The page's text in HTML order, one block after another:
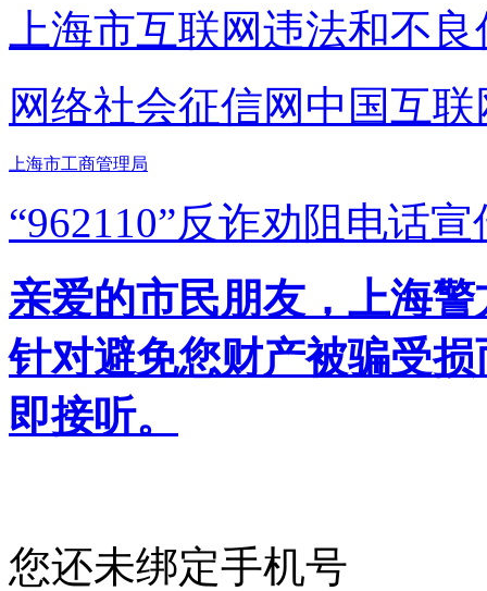
上海市互联网违法和不
网络社会征信网 中国互
上海市工商管理局
“962110”反诈劝阻电话宣
亲爱的市民朋友，上海
针对避免您财产被骗受
即接听。
您还未绑定手机号